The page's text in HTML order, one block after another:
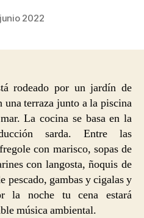
2022
rodeado por un jardín de
terraza junto a la piscina
La cocina se basa en la
sarda. Entre las
con marisco, sopas de
con langosta, ñoquis de
pescado, gambas y cigalas y
la noche tu cena estará
música ambiental.